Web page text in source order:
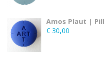
Amos Plaut |
€ 30,00